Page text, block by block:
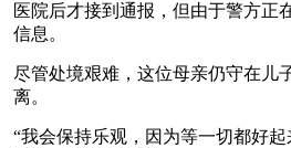
医院后才接到通报，但由于警方正
信息。
尽管处境艰难，这位母亲仍守在儿
离。
“我会保持乐观，因为等一切都好